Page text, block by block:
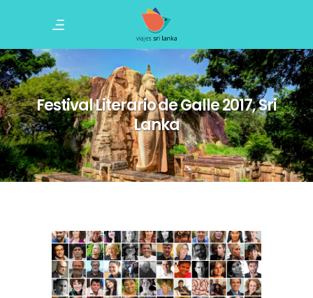
Festival Literario de Galle 2017, Sri
Lanka